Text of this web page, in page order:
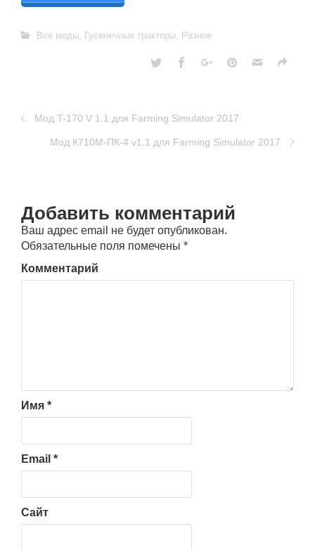
Все моды, Гусенечные тракторы, Разное
Мод T-170 V 1.1 для Farming Simulator 2017
Мод К710М-ПК-4 v1.1 для Farming Simulator 2017
Добавить комментарий
Ваш адрес email не будет опубликован.
Обязательные поля помечены *
Комментарий
Имя *
Email *
Сайт